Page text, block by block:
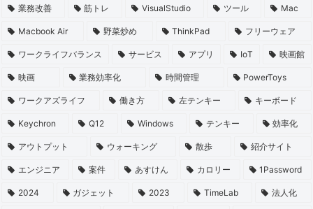
業務改善 筋トレ VisualStudio ツール Mac
Macbook Air 野菜炒め ThinkPad フリーウェア
ワークライフバランス サービス アプリ IoT 映画館
映画 業務効率化 時間管理 PowerToys
ワークアズライフ 働き方 左テンキー キーボード
Keychron Q12 Windows テンキー 効率化
アウトプット ウォーキング 散歩 紹介サイト
エンジニア 案件 あすけん カロリー 1Password
2024 ガジェット 2023 TimeLab 法人化